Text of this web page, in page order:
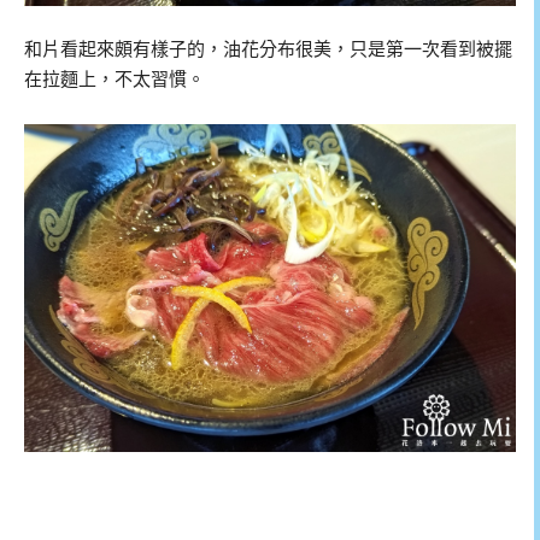
和片看起來頗有樣子的，油花分布很美，只是第一次看到被擺
在拉麵上，不太習慣。